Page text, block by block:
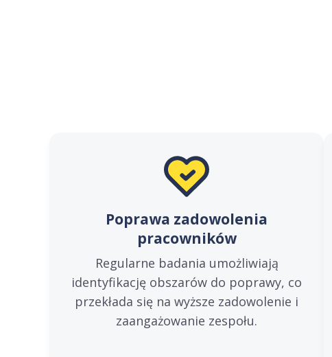
Poprawa zadowolenia
pracowników
Regularne badania umożliwiają
identyfikację obszarów do poprawy, co
przekłada się na wyższe zadowolenie i
zaangażowanie zespołu.